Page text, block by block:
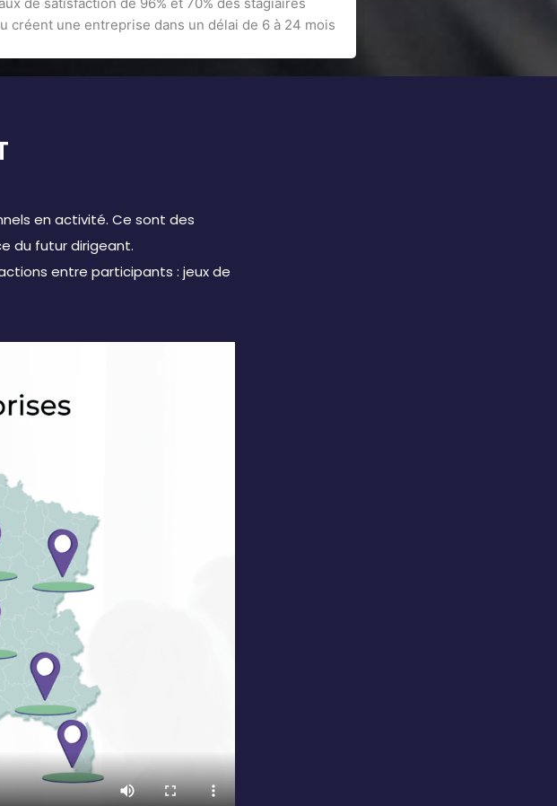
créent une entreprise dans un délai de 6 à 24 mois
en activité. Ce sont des
du futur dirigeant.
entre participants : jeux de